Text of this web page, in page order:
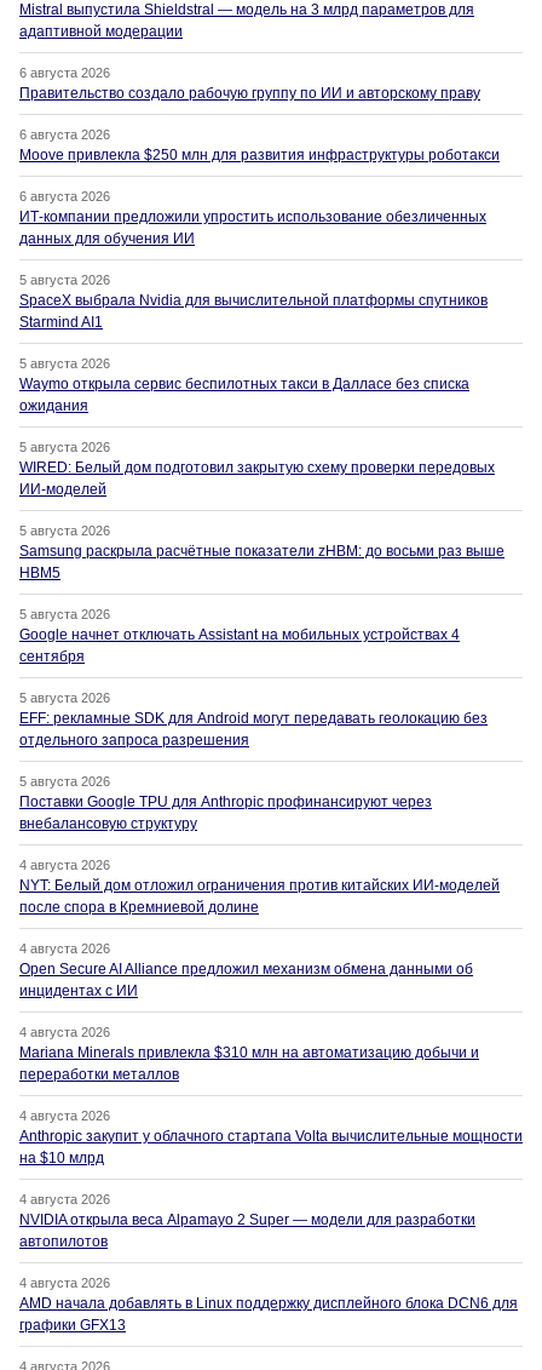
Mistral выпустила Shieldstral — модель на 3 млрд параметров для
адаптивной модерации
6 августа 2026
Правительство создало рабочую группу по ИИ и авторскому праву
6 августа 2026
Moove привлекла $250 млн для развития инфраструктуры роботакси
6 августа 2026
ИТ-компании предложили упростить использование обезличенных
данных для обучения ИИ
5 августа 2026
SpaceX выбрала Nvidia для вычислительной платформы спутников
Starmind AI1
5 августа 2026
Waymo открыла сервис беспилотных такси в Далласе без списка
ожидания
5 августа 2026
WIRED: Белый дом подготовил закрытую схему проверки передовых
ИИ-моделей
5 августа 2026
Samsung раскрыла расчётные показатели zHBM: до восьми раз выше
HBM5
5 августа 2026
Google начнет отключать Assistant на мобильных устройствах 4
сентября
5 августа 2026
EFF: рекламные SDK для Android могут передавать геолокацию без
отдельного запроса разрешения
5 августа 2026
Поставки Google TPU для Anthropic профинансируют через
внебалансовую структуру
4 августа 2026
NYT: Белый дом отложил ограничения против китайских ИИ-моделей
после спора в Кремниевой долине
4 августа 2026
Open Secure AI Alliance предложил механизм обмена данными об
инцидентах с ИИ
4 августа 2026
Mariana Minerals привлекла $310 млн на автоматизацию добычи и
переработки металлов
4 августа 2026
Anthropic закупит у облачного стартапа Volta вычислительные мощности
на $10 млрд
4 августа 2026
NVIDIA открыла веса Alpamayo 2 Super — модели для разработки
автопилотов
4 августа 2026
AMD начала добавлять в Linux поддержку дисплейного блока DCN6 для
графики GFX13
4 августа 2026